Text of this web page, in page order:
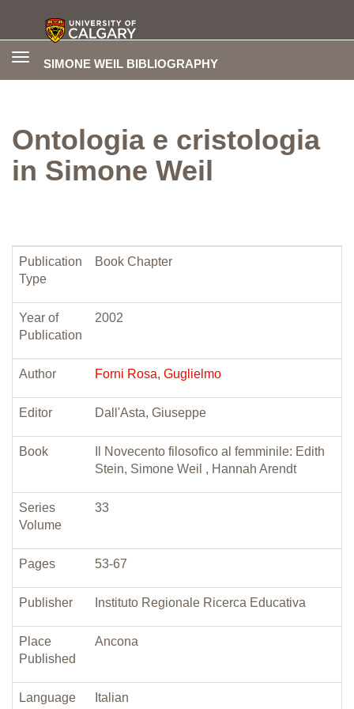
SIMONE WEIL BIBLIOGRAPHY
Toggle
Ontologia e cristologia
in Simone Weil
Publication
Type
Book Chapter
Year of
Publication
2002
Author Forni Rosa, Guglielmo
Editor Dall'Asta, Giuseppe
Book
Il Novecento filosofico al femminile: Edith
Stein, Simone Weil , Hannah Arendt
Series
Volume
33
Pages 53-67
Publisher Instituto Regionale Ricerca Educativa
Place
Published
Ancona
Language Italian